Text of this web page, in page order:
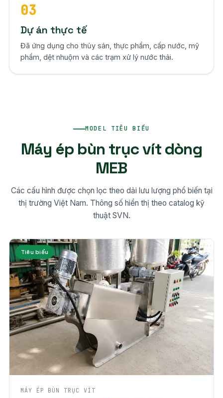
03
Dự án thực tế
Đã ứng dụng cho thủy sản, thực phẩm, cấp nước, mỹ
phẩm, dệt nhuộm và các trạm xử lý nước thải.
MODEL TIÊU BIỂU
Máy ép bùn trục vít dòng
MEB
Các cấu hình được chọn lọc theo dải lưu lượng phổ biến tại
thị trường Việt Nam. Thông số hiển thị theo catalog kỹ
thuật SVN.
Tiêu biểu
MÁY ÉP BÙN TRỤC VÍT